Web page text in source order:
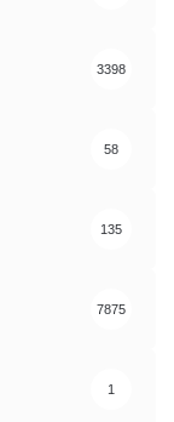
3398
58
135
7875
1